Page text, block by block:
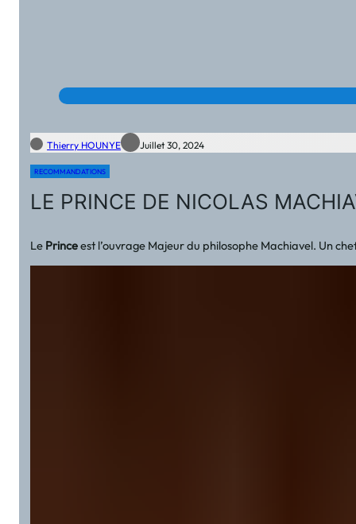
Thierry HOUNYE Juillet 30, 2024
RECOMMANDATIONS
LE PRINCE DE NICOLAS
Le Princeest l’ouvrage Majeur du philosophe Machiavel. Un